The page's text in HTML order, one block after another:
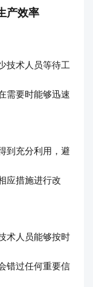
产效率
技术人员等待工
需要时能够迅速
到充分利用，避
应措施进行改
术人员能够按时
错过任何重要信